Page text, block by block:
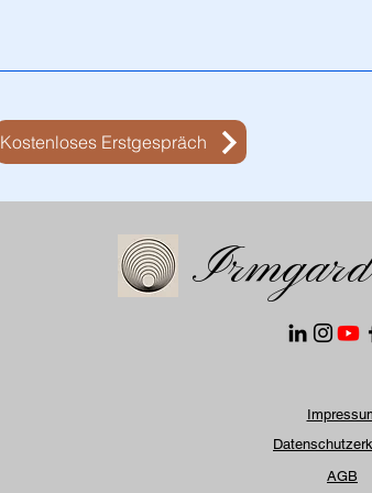
Kostenloses Erstgespräch
AGB
Irmgard